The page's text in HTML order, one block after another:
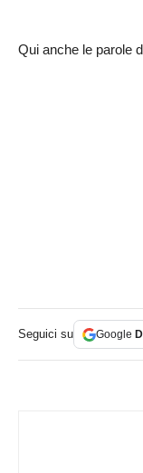
Qui anche le parole
Seguici su Google